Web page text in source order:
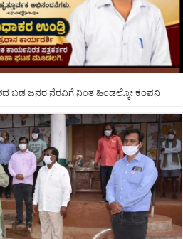
ಬಡ ಜನರ ನೆರವಿಗೆ ನಿಂತ ಹಿಂಡಲ್ಕೋ ಕಂಪನಿ